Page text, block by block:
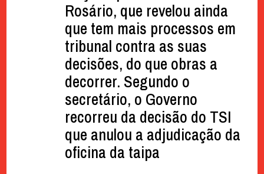
Rosário, que revelou ainda
que tem mais processos em
tribunal contra as suas
decisões, do que obras a
decorrer. Segundo o
secretário, o Governo
recorreu da decisão do TSI
que anulou a adjudicação da
oficina da taipa